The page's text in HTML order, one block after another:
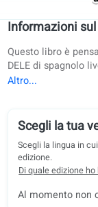
Informazioni
DELE di
apprendimento
ufficiali dell’UE:
classe.
europee, è un
seconde
Scegli la tua